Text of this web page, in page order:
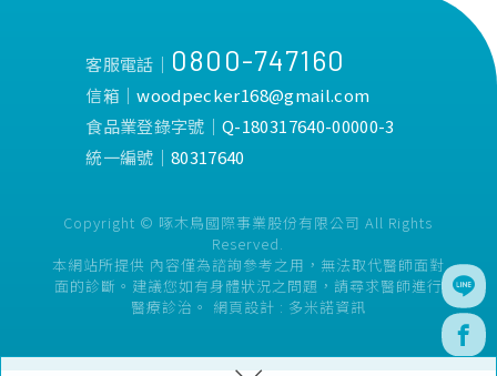
客服電話│ 0800-747160
信箱│woodpecker168@gmail.com
食品業登錄字號│Q-180317640-00000-3
統一編號│80317640
Copyright © 啄木鳥國際事業股份有限公司 All Rights
Reserved.
本網站所提供 內容僅為諮詢參考之用，無法取代醫師面對
面的診斷。建議您如有身體狀況之問題，請尋求醫師進行
醫療診治。 網頁設計 : 多米諾資訊